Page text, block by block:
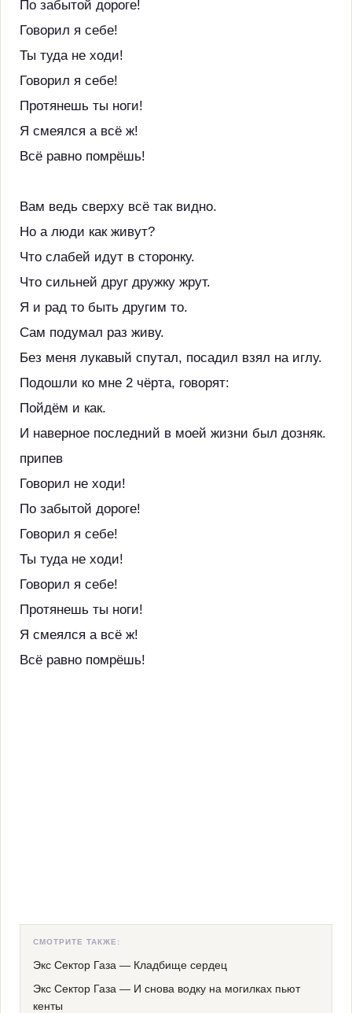
По забытой дороге!
Говорил я себе!
Ты туда не ходи!
Говорил я себе!
Протянешь ты ноги!
Я смеялся а всё ж!
Всё равно помрёшь!
Вам ведь сверху всё так видно.
Но а люди как живут?
Что слабей идут в сторонку.
Что сильней друг дружку жрут.
Я и рад то быть другим то.
Сам подумал раз живу.
Без меня лукавый спутал, посадил взял на иглу.
Подошли ко мне 2 чёрта, говорят:
Пойдём и как.
И наверное последний в моей жизни был дозняк.
припев
Говорил не ходи!
По забытой дороге!
Говорил я себе!
Ты туда не ходи!
Говорил я себе!
Протянешь ты ноги!
Я смеялся а всё ж!
Всё равно помрёшь!
СМОТРИТЕ ТАКЖЕ:
Экс Сектор Газа — Кладбище сердец
Экс Сектор Газа — И снова водку на могилках пьют
кенты